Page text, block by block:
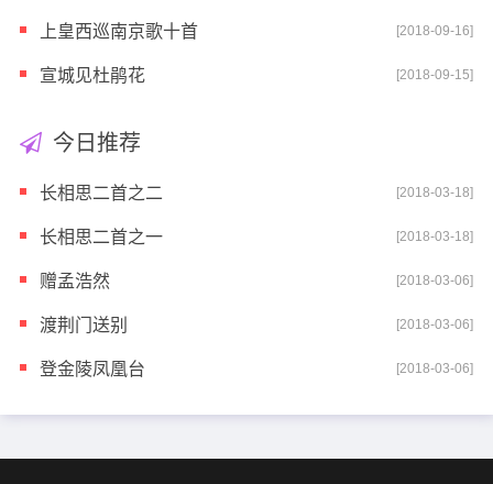
上皇西巡南京歌十首 [2018-09-16]
宣城见杜鹃花 [2018-09-15]
今日推荐
长相思二首之二 [2018-03-18]
长相思二首之一 [2018-03-18]
赠孟浩然 [2018-03-06]
渡荆门送别 [2018-03-06]
登金陵凤凰台 [2018-03-06]